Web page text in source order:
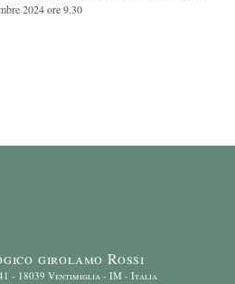
2024 ore 9.30
girolamo Rossi
- 18039 Ventimiglia - IM - Italia